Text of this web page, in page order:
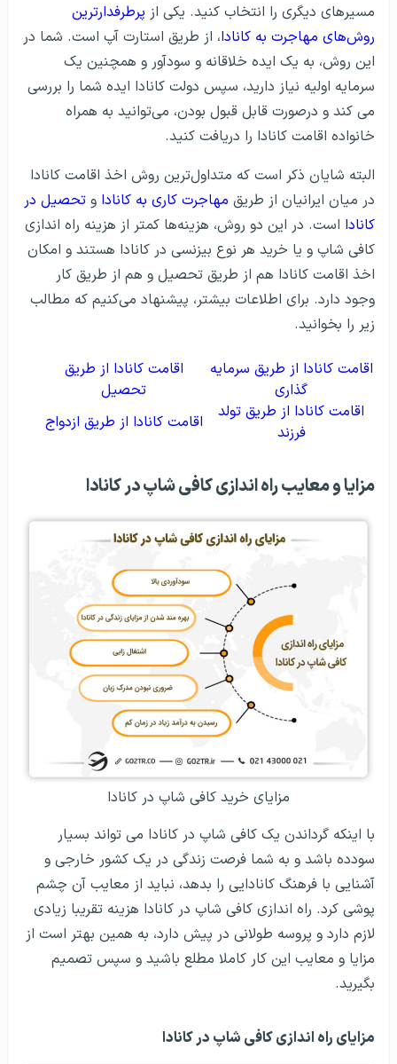
مسیرهای دیگری را انتخاب کنید. یکی از پرطرفدارترین
روش‌های مهاجرت به کانادا، از طریق استارت آپ است. شما در
این روش، به یک ایده خلاقانه و سودآور و همچنین یک
سرمایه اولیه نیاز دارید، سپس دولت کانادا ایده شما را بررسی
می کند و درصورت قابل قبول بودن، می‌توانید به همراه
خانواده اقامت کانادا را دریافت کنید.
البته شایان ذکر است که متداول‌ترین روش اخذ اقامت کانادا
در میان ایرانیان از طریق مهاجرت کاری به کانادا و تحصیل در
کانادا است. در این دو روش، هزینه‌ها کمتر از هزینه راه اندازی
کافی شاپ و یا خرید هر نوع بیزنسی در کانادا هستند و امکان
اخذ اقامت کانادا هم از طریق تحصیل و هم از طریق کار
وجود دارد. برای اطلاعات بیشتر، پیشنهاد می‌کنیم که مطالب
زیر را بخوانید.
اقامت کانادا از طریق سرمایه
گذاری
اقامت کانادا از طریق
تحصیل
اقامت کانادا از طریق تولد
فرزند
اقامت کانادا از طریق ازدواج
مزایا و معایب راه اندازی کافی شاپ در کانادا
مزایای خرید کافی شاپ در کانادا
با اینکه گرداندن یک کافی شاپ در کانادا می تواند بسیار
سودده باشد و به شما فرصت زندگی در یک کشور خارجی و
آشنایی با فرهنگ کانادایی را بدهد، نباید از معایب آن چشم
پوشی کرد. راه اندازی کافی شاپ در کانادا هزینه تقریبا زیادی
لازم دارد و پروسه طولانی در پیش دارد، به همین بهتر است از
مزایا و معایب این کار کاملا مطلع باشید و سپس تصمیم
بگیرید.
مزایای راه اندازی کافی شاپ در کانادا